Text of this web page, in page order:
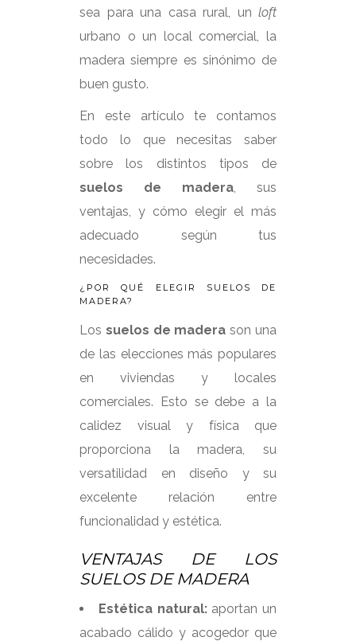
sea para una casa rural, un loft
urbano o un local comercial, la
madera siempre es sinónimo de
buen gusto.
En este artículo te contamos
todo lo que necesitas saber
sobre los distintos tipos de
suelos de madera , sus
ventajas, y cómo elegir el más
adecuado según tus
necesidades.
¿POR QUÉ ELEGIR SUELOS DE
MADERA?
Los suelos de maderason una
de las elecciones más populares
en viviendas y locales
comerciales. Esto se debe a la
calidez visual y física que
proporciona la madera, su
versatilidad en diseño y su
excelente relación entre
funcionalidad y estética.
VENTAJAS DE LOS
SUELOS DE MADERA
Estética natural: aportan un
acabado cálido y acogedor que